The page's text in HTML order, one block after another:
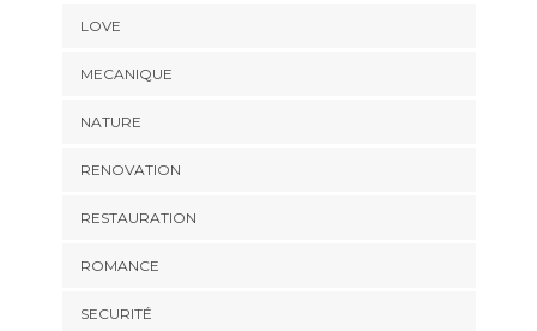
LOVE
MECANIQUE
NATURE
RENOVATION
RESTAURATION
ROMANCE
SECURITÉ